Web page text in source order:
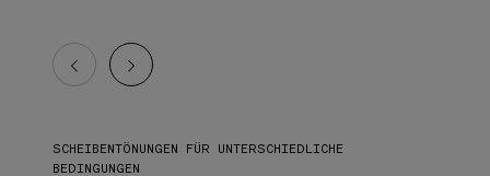
SCHEIBENTÖNUNGEN FÜR UNTERSCHIEDLICHE
BEDINGUNGEN